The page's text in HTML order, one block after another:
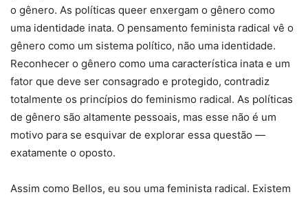
o gênero. As políticas queer enxergam o gênero como
uma identidade inata. O pensamento feminista radical vê o
gênero como um sistema político, não uma identidade.
Reconhecer o gênero como uma característica inata e um
fator que deve ser consagrado e protegido, contradiz
totalmente os princípios do feminismo radical. As políticas
de gênero são altamente pessoais, mas esse não é um
motivo para se esquivar de explorar essa questão —
exatamente o oposto.
Assim como Bellos, eu sou uma feminista radical. Existem